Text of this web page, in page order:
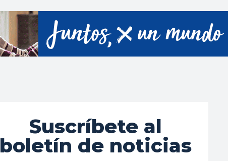
Suscríbete al
boletín de noticias